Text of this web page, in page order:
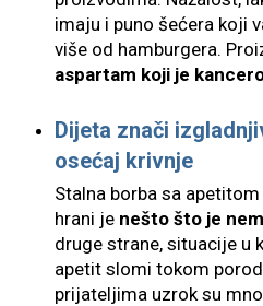
imaju i puno šećera koji
više od hamburgera.
aspartam koji je
Dijeta znači
osećaj krivnje
Stalna borba sa
hrani je nešto što je
druge strane, situacije u
apetit slomi tokom
prijateljima uzrok su